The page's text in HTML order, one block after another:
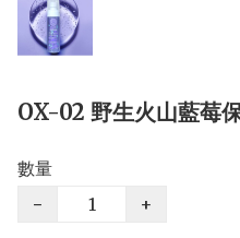
OX-02 野生火山藍莓
數量
−
+